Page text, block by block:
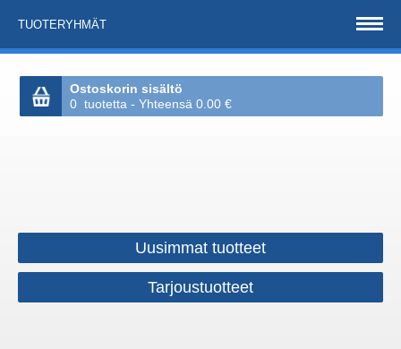
TUOTERYHMÄT
Ostoskorin sisältö
0 tuotetta - Yhteensä 0.00 €
Uusimmat tuotteet
Tarjoustuotteet